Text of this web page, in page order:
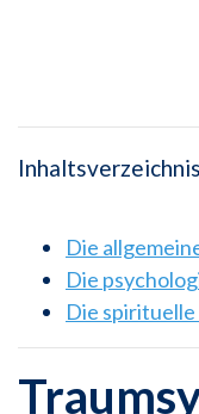
Inhaltsverzeichnis
Die
Die
Die